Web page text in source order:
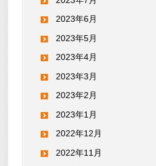
2023年6月
2023年5月
2023年4月
2023年3月
2023年2月
2023年1月
2022年12月
2022年11月